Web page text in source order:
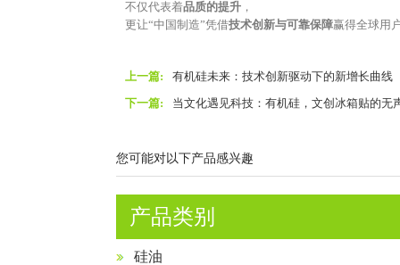
不仅代表着品质的提升 ，
更让“中国制造”凭借技术创新与可靠保障赢得全球用
上一篇:
有机硅未来：技术创新驱动下的新增长曲线
下一篇:
当文化遇见科技：有机硅，文创冰箱贴的无
您可能对以下产品感兴趣
产品类别
硅油